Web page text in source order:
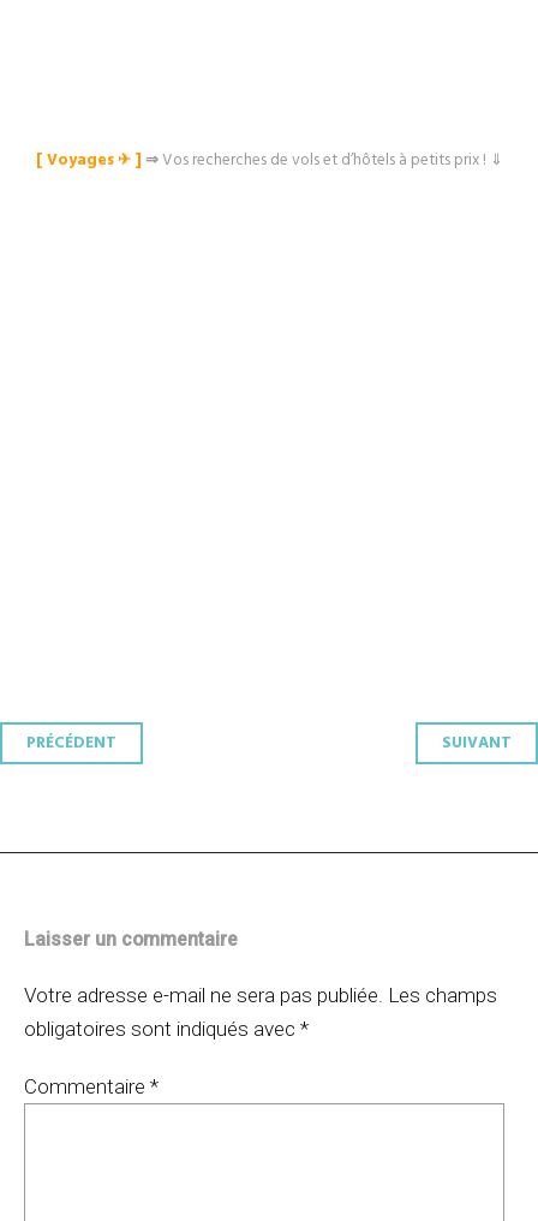
[ Voyages ✈︎ ]⇒Vos recherches de vols et d’hôtels à petits prix ! ⇓
Navigation
PRÉCÉDENT SUIVANT
Laisser un commentaire
Votre adresse e-mail ne sera pas publiée. Les champs
obligatoires sont indiqués avec *
Commentaire *